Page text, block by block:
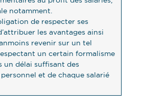
notamment.
de respecter ses
les avantages ainsi
revenir sur un tel
un certain formalisme
un délai suffisant des
et de chaque salarié